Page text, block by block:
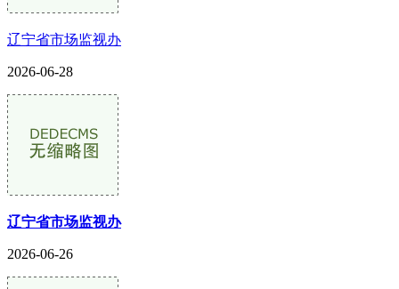
辽宁省市场监视办
2026-06-28
辽宁省市场监视办
2026-06-26